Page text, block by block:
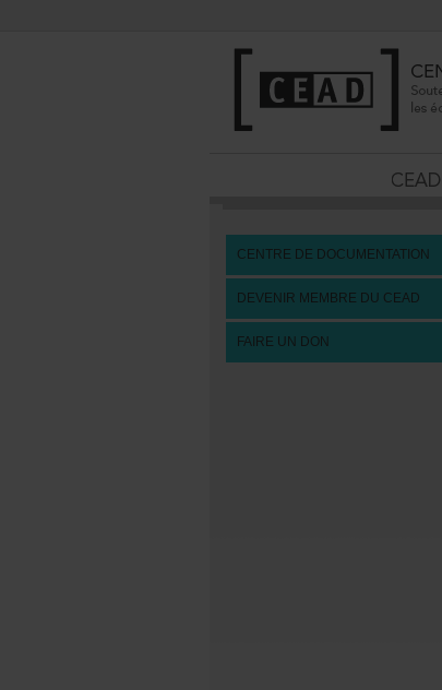
CENTREDEDOCUMENTATION
DEVENIRMEMBREDUCEAD
FAIREUNDON